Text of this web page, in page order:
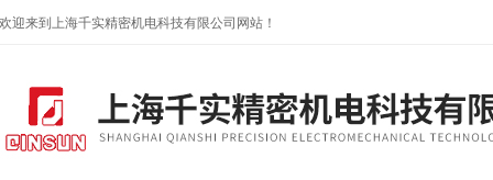
欢迎来到上海千实精密机电科技有限公司网站！